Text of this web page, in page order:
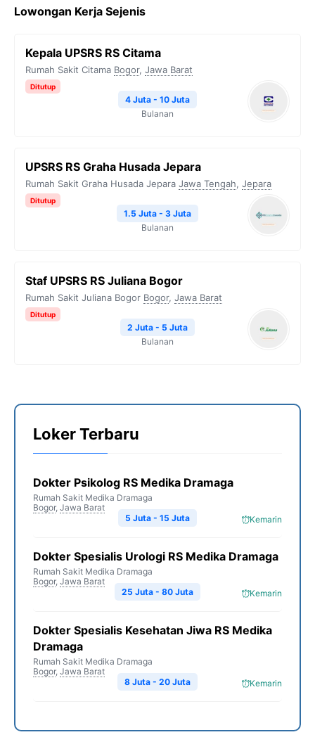
Lowongan Kerja Sejenis
Kepala UPSRS RS Citama
Rumah Sakit Citama Bogor, Jawa Barat
Ditutup
4 Juta - 10 Juta
Bulanan
UPSRS RS Graha Husada Jepara
Rumah Sakit Graha Husada Jepara Jawa Tengah, Jepara
Ditutup
1.5 Juta - 3 Juta
Bulanan
Staf UPSRS RS Juliana Bogor
Rumah Sakit Juliana Bogor Bogor, Jawa Barat
Ditutup
2 Juta - 5 Juta
Bulanan
Loker Terbaru
Dokter Psikolog RS Medika Dramaga
Rumah Sakit Medika Dramaga
Bogor, Jawa Barat
Kemarin
5 Juta - 15 Juta
Dokter Spesialis Urologi RS Medika Dramaga
Rumah Sakit Medika Dramaga
Bogor, Jawa Barat
Kemarin
25 Juta - 80 Juta
Dokter Spesialis Kesehatan Jiwa RS Medika
Dramaga
Rumah Sakit Medika Dramaga
Bogor, Jawa Barat
Kemarin
8 Juta - 20 Juta